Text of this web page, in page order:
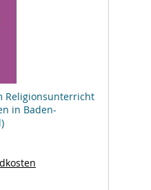
Religionsunterricht
in Baden-